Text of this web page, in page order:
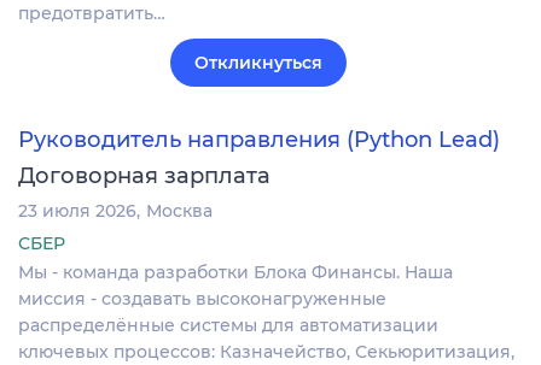
предотвратить…
Откликнуться
Руководитель направления (Python Lead)
Договорная зарплата
23 июля 2026 Москва
СБЕР
Мы - команда разработки Блока Финансы. Наша
миссия - создавать высоконагруженные
распределённые системы для автоматизации
ключевых процессов: Казначейство, Секьюритизация,